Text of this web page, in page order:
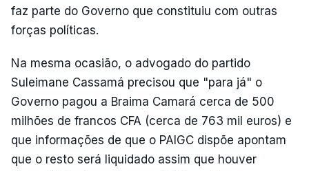
faz parte do Governo que constituiu com outras
forças políticas.
Na mesma ocasião, o advogado do partido
Suleimane Cassamá precisou que "para já" o
Governo pagou a Braima Camará cerca de 500
milhões de francos CFA (cerca de 763 mil euros) e
que informações de que o PAIGC dispõe apontam
que o resto será liquidado assim que houver